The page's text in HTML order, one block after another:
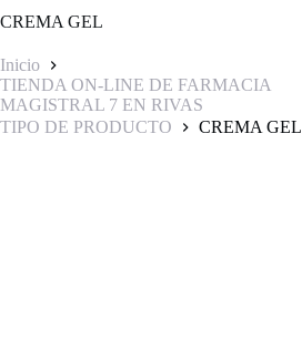
CREMA GEL
Inicio
TIENDA ON-LINE DE FARMACIA
MAGISTRAL 7 EN RIVAS
TIPO DE PRODUCTO
CREMA GEL